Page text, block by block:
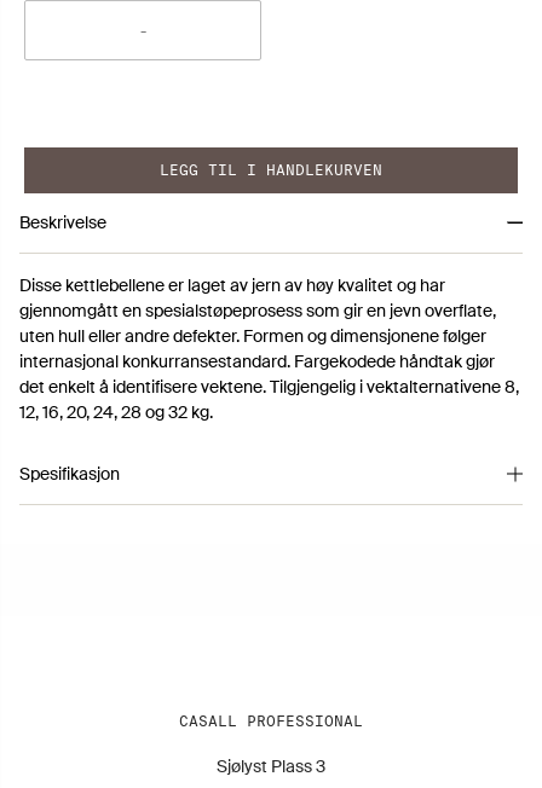
LEGG TIL I HANDLEKURVEN
Beskrivelse
Disse kettlebellene er laget av jern av høy kvalitet og har
gjennomgått en spesialstøpeprosess som gir en jevn overflate,
uten hull eller andre defekter. Formen og dimensjonene følger
internasjonal konkurransestandard. Fargekodede håndtak gjør
det enkelt å identifisere vektene. Tilgjengelig i vektalternativene 8,
12, 16, 20, 24, 28 og 32 kg.
Spesifikasjon
CASALL PROFESSIONAL
Sjølyst Plass 3